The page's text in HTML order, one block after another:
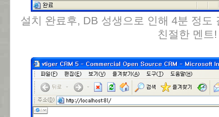
설치 완료후, DB 성생으로 인해 4분 정도
친절한 멘트!